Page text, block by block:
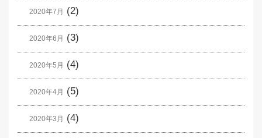
2020年7月 (2)
2020年6月 (3)
2020年5月 (4)
2020年4月 (5)
2020年3月 (4)